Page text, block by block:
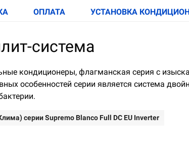
ОПЛАТА УСТАНОВКА
система
кондиционеры, флагманская серия с
особенностей серии является система
серии Supremo Blanco Full DC EU Inverter